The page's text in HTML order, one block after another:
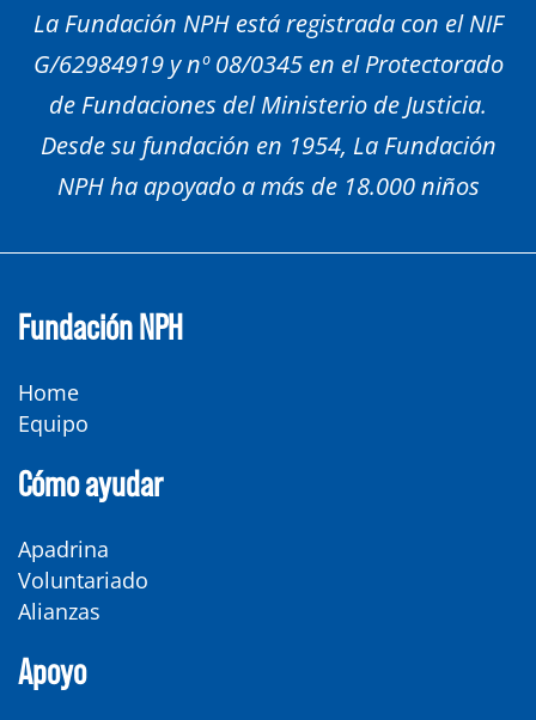
La Fundación NPH está registrada con el NIF
G/62984919 y nº 08/0345 en el Protectorado
de Fundaciones del Ministerio de Justicia.
Desde su fundación en 1954, La Fundación
NPH ha apoyado a más de 18.000 niños
Fundación NPH
Home
Equipo
Cómo ayudar
Apadrina
Voluntariado
Alianzas
Apoyo